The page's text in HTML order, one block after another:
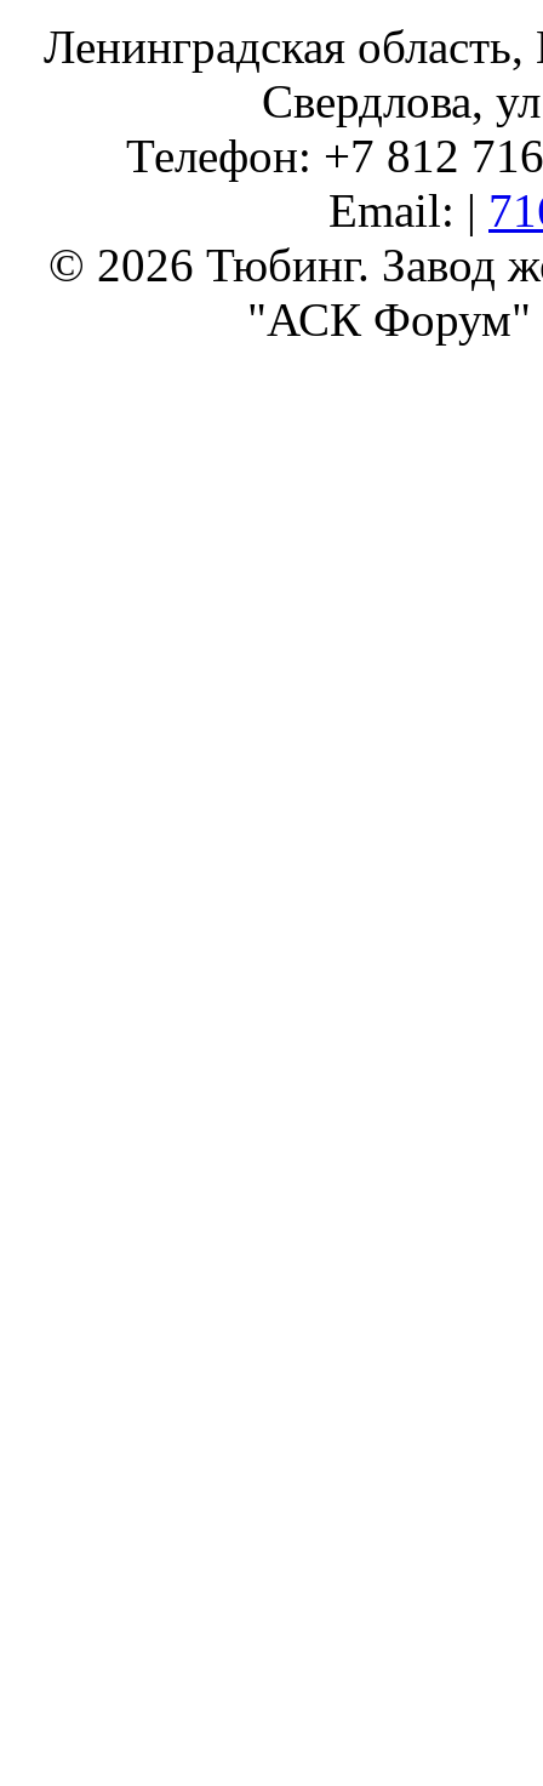
Ленинградская
Свердлова,
Телефон: +7 812
Email: |
© 2026 Тюбинг. Завод
"АСК Форум"